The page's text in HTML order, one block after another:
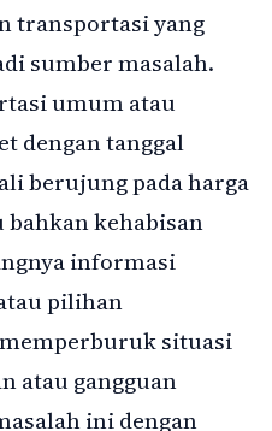
transportasi yang
sumber masalah.
umum atau
dengan tanggal
berujung pada harga
bahkan kehabisan
informasi
pilihan
situasi
atau gangguan
ini dengan